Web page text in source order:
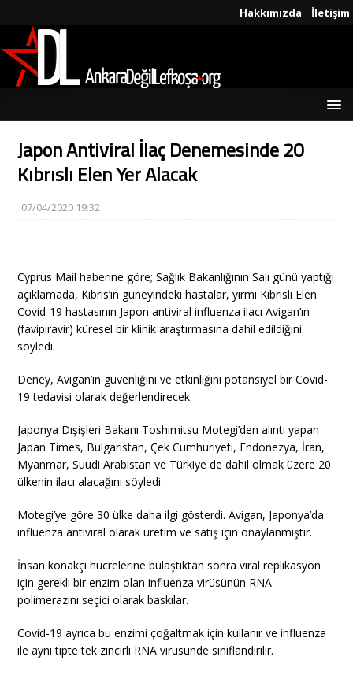
Hakkımızda İletişim
Japon Antiviral İlaç Denemesinde 20
Kıbrıslı Elen Yer Alacak
07/04/2020 19:32
Cyprus Mail haberine göre; Sağlık Bakanlığının Salı günü yaptığı
açıklamada, Kıbrıs’ın güneyindeki hastalar, yirmi Kıbrıslı Elen
Covid-19 hastasının Japon antiviral influenza ilacı Avigan’ın
(favipiravir) küresel bir klinik araştırmasına dahil edildiğini
söyledi.
Deney, Avigan’ın güvenliğini ve etkinliğini potansiyel bir Covid-
19 tedavisi olarak değerlendirecek.
Japonya Dışişleri Bakanı Toshimitsu Motegi’den alıntı yapan
Japan Times, Bulgaristan, Çek Cumhuriyeti, Endonezya, İran,
Myanmar, Suudi Arabistan ve Türkiye de dahil olmak üzere 20
ülkenin ilacı alacağını söyledi.
Motegi’ye göre 30 ülke daha ilgi gösterdi. Avigan, Japonya’da
influenza antiviral olarak üretim ve satış için onaylanmıştır.
İnsan konakçı hücrelerine bulaştıktan sonra viral replikasyon
için gerekli bir enzim olan influenza virüsünün RNA
polimerazını seçici olarak baskılar.
Covid-19 ayrıca bu enzimi çoğaltmak için kullanır ve influenza
ile aynı tipte tek zincirli RNA virüsünde sınıflandırılır.